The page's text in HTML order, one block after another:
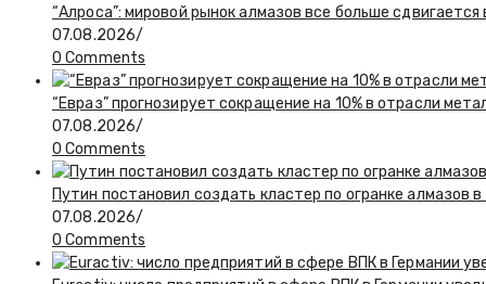
“Алроса”: мировой рынок алмазов все больше
07.08.2026/
0 Comments
“Евраз” прогнозирует сокращение на 10% в отрасли
07.08.2026/
0 Comments
Путин постановил создать кластер по огранке алмазов
07.08.2026/
0 Comments